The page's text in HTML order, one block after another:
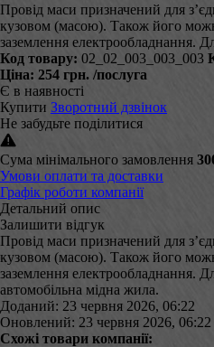
Провід маси призначений для
кузовом (масою). Також його
заземлення електрообладнання.
Код товару: 02_02_003_003_003
Ціна: 254 грн. /послуга
Є в наявності
Купити Зворотний дзвінок
Не забудьте поділитися
Сума мінімального замовлення
Умови оплати та доставки
Графік роботи компанії
Детальний опис
Залишити відгук
Провід маси призначений для
кузовом (масою). Також його
заземлення електрообладнання.
автомобільна мідна жила.
Доданий: 23 червня 2026, 06:22
Оновлений: 23 червня 2026, 06:22
Схожі товари компанії: